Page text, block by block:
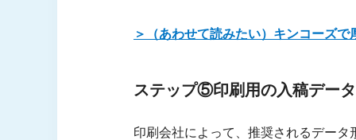
＞（あわせて読みたい）キンコーズ
ステップ⑤印刷用の入稿デー
印刷会社によって、推奨されるデー